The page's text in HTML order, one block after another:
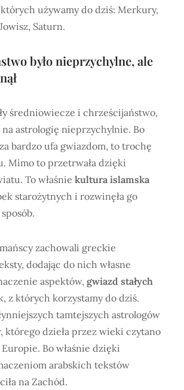
używamy do dziś: Merkury,
Saturn.
było nieprzychylne, ale
średniowiecze i chrześcijaństwo,
astrologię nieprzychylnie. Bo
bardzo ufa gwiazdom, to trochę
Mimo to przetrwała dzięki
To właśnie kultura islamska
starożytnych i rozwinęła go
zachowali greckie
dodając do nich własne
aspektów, gwiazd stałych
z których korzystamy do dziś.
tamtejszych astrologów
, którego dzieła przez wieki czytano
Bo właśnie dzięki
arabskich tekstów
na Zachód.